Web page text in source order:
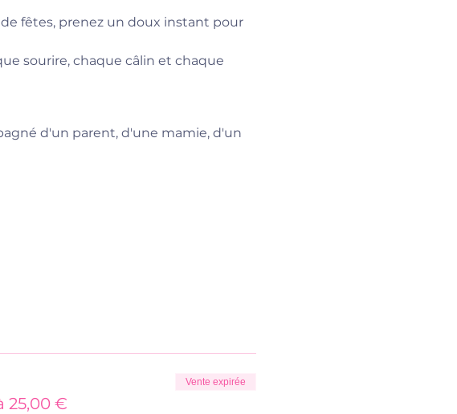
fêtes, prenez un doux instant pour
sourire, chaque câlin et chaque
d'un parent, d'une mamie, d'un
25,00 €
Vente expirée